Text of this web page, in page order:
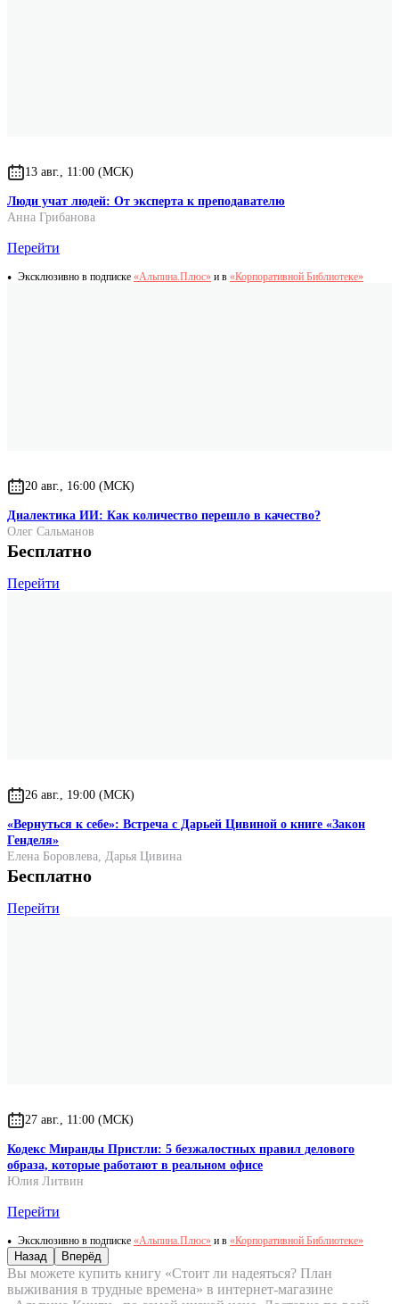
13 авг., 11:00 (МСК)
Люди учат людей: От эксперта к преподавателю
Анна Грибанова
Перейти
Эксклюзивно в подписке «Альпина.Плюс» и в «Корпоративной Библиотеке»
20 авг., 16:00 (МСК)
Диалектика ИИ: Как количество перешло в качество?
Олег Сальманов
Бесплатно
Перейти
26 авг., 19:00 (МСК)
«Вернуться к себе»: Встреча с Дарьей Цивиной о книге «Закон
Генделя»
Елена Боровлева, Дарья Цивина
Бесплатно
Перейти
27 авг., 11:00 (МСК)
Кодекс Миранды Пристли: 5 безжалостных правил делового
образа, которые работают в реальном офисе
Юлия Литвин
Перейти
Эксклюзивно в подписке «Альпина.Плюс» и в «Корпоративной Библиотеке»
Назад Вперёд
Вы можете купить книгу «Стоит ли надеяться? План
выживания в трудные времена» в интернет-магазине